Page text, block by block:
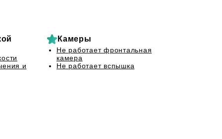
и
Камеры
Не работает фронтальная
камера
Не работает вспышка